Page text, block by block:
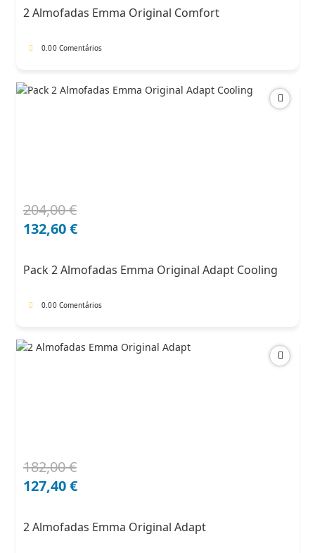
142,00 €.
113,60 €.
2 Almofadas Emma Original Comfort
0.00 Comentários
204,00€
O
preço
204,00 €.
132,60€
O
preço
132,60 €.
Pack 2 Almofadas Emma Original Adapt Cooling
0.00 Comentários
182,00€
O
preço
182,00 €.
127,40€
O
preço
127,40 €.
2 Almofadas Emma Original Adapt